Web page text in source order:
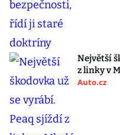
Největší
z linky v
Auto.cz